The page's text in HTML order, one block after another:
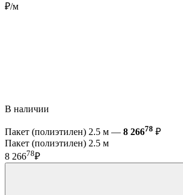
₽/м
В наличии
Пакет (полиэтилен) 2.5 м — 8 26678 ₽
Пакет (полиэтилен) 2.5 м
8 26678₽